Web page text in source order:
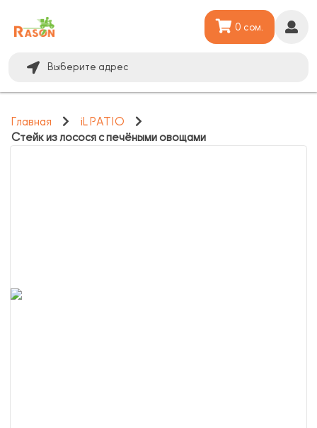
Выберите адрес
0 сом.
Главная
iL PATIO
Стейк из лосося с печёными овощами